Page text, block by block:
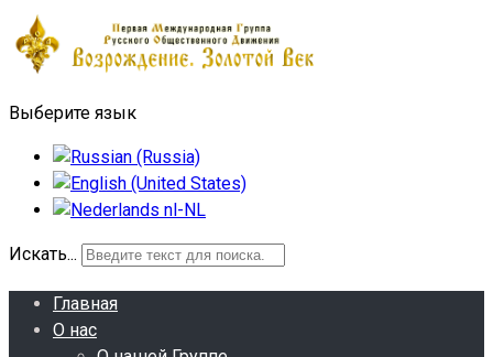
Выберите язык
Искать...
Главная
О нас